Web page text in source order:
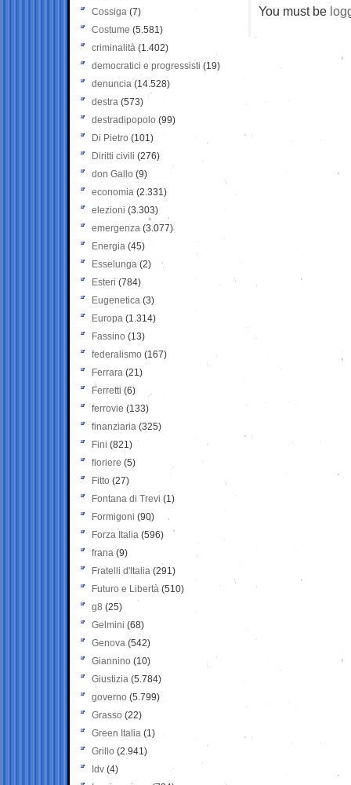
You must be
Cossiga (7)
Costume (5.581)
criminalità (1.402)
democratici e progressisti (19)
denuncia (14.528)
destra (573)
destradipopolo (99)
Di Pietro (101)
Diritti civili (276)
don Gallo (9)
economia (2.331)
elezioni (3.303)
emergenza (3.077)
Energia (45)
Esselunga (2)
Esteri (784)
Eugenetica (3)
Europa (1.314)
Fassino (13)
federalismo (167)
Ferrara (21)
Ferretti (6)
ferrovie (133)
finanziaria (325)
Fini (821)
fioriere (5)
Fitto (27)
Fontana di Trevi (1)
Formigoni (90)
Forza Italia (596)
frana (9)
Fratelli d'Italia (291)
Futuro e Libertà (510)
g8 (25)
Gelmini (68)
Genova (542)
Giannino (10)
Giustizia (5.784)
governo (5.799)
Grasso (22)
Green Italia (1)
Grillo (2.941)
Idv (4)